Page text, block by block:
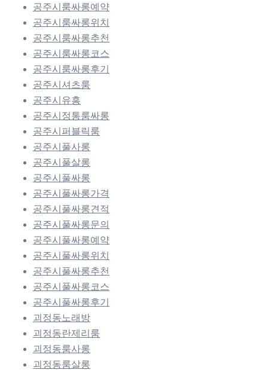
공주시룸싸롱예약
공주시룸싸롱위치
공주시룸싸롱추천
공주시룸싸롱코스
공주시룸싸롱후기
공주시셔츠룸
공주시유흥
공주시정통룸싸롱
공주시퍼블릭룸
공주시풀사롱
공주시풀살롱
공주시풀싸롱
공주시풀싸롱가격
공주시풀싸롱견적
공주시풀싸롱문의
공주시풀싸롱예약
공주시풀싸롱위치
공주시풀싸롱추천
공주시풀싸롱코스
공주시풀싸롱후기
괴정동노래방
괴정동란제리룸
괴정동룸사롱
괴정동룸살롱